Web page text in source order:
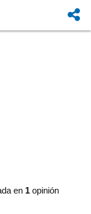
en 1 opinión